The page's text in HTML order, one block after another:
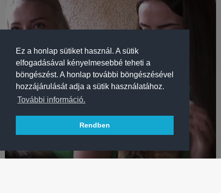
Ez a honlap sütiket használ. A sütik
elfogadásával kényelmesebbé teheti a
böngészést. A honlap további böngészésével
hozzájárulását adja a sütik használatához.
További információ.
Rendben